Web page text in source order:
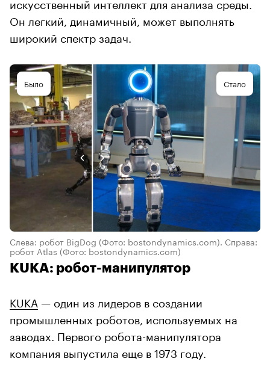
Он легкий, динамичный, может выполнять
широкий спектр задач.
Было Стало
Слева: робот BigDog (Фото: bostondynamics.com). Справа:
робот Atlas (Фото: bostondynamics.com)
KUKA: робот-манипулятор
KUKA — один из лидеров в создании
промышленных роботов, используемых на
заводах. Первого робота-манипулятора
компания выпустила еще в 1973 году.